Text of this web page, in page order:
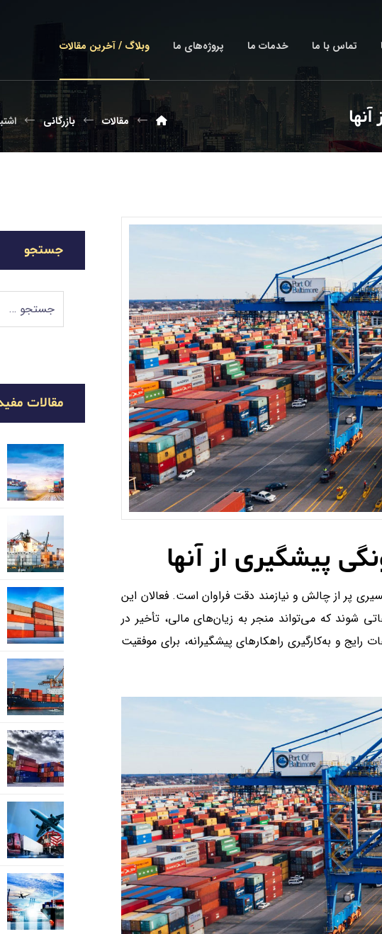
تماس با ما خدمات ما پروژه‌های ما وبلاگ / آخرین مقالات
مقالات بازرگانی
پیشگیری از آنها
پر از چالش و نیازمند دقت فراوان است. فعالان این
شوند که می‌تواند منجر به زیان‌های مالی، تأخیر در
و به‌کارگیری راهکارهای پیشگیرانه، برای موفقیت
جستجو
مقالات